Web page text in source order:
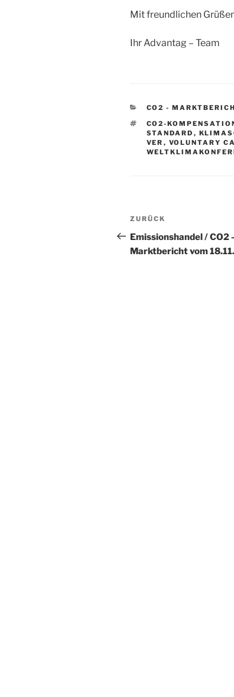
Mit freundlichen
Ihr Advantag – Team
KATEGORIEN
CO2 -
SCHLAGWÖRTER
CO2-
STANDARD ,
VER , VOLUNTARY
Vorheriger
Beitrag
ZURÜCK
Emissionshandel / CO2
Marktbericht vom